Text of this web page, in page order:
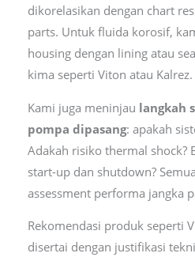
dikorelasikan dengan chart
parts. Untuk fluida korosif,
housing dengan lining atau
kima seperti Viton atau Kalrez.
Kami juga meninjau langkah
pompa dipasang: apakah
Adakah risiko thermal shock?
start-up dan shutdown?
assessment performa jangka
Rekomendasi produk seperti
disertai dengan justifikasi